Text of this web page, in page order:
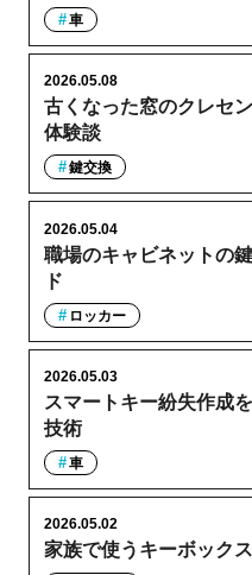
車
古くなった窓のクレセ
体験談
2026.05.08
鍵交換
職場のキャビネットの
ド
2026.05.04
ロッカー
スマートキー紛失作成
技術
2026.05.03
車
家族で使うキーボック
2026.05.02